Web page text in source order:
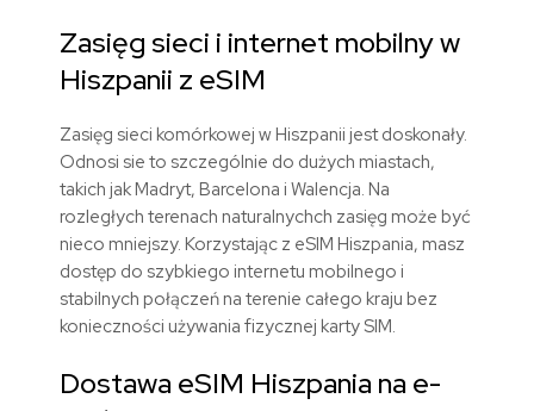
Zasięg sieci i internet mobilnyw
Hiszpanii z eSIM
Zasięg sieci komórkowej w Hiszpanii jest doskonały.
Odnosi sie to szczególnie do dużych miastach,
takich jak Madryt, Barcelona i Walencja. Na
rozległych terenach naturalnychch zasięg może być
nieco mniejszy. Korzystając z eSIM Hiszpania, masz
dostęp do szybkiego internetu mobilnego i
stabilnych połączeń na terenie całego kraju bez
konieczności używania fizycznej karty SIM.
Dostawa eSIM Hiszpania na e-